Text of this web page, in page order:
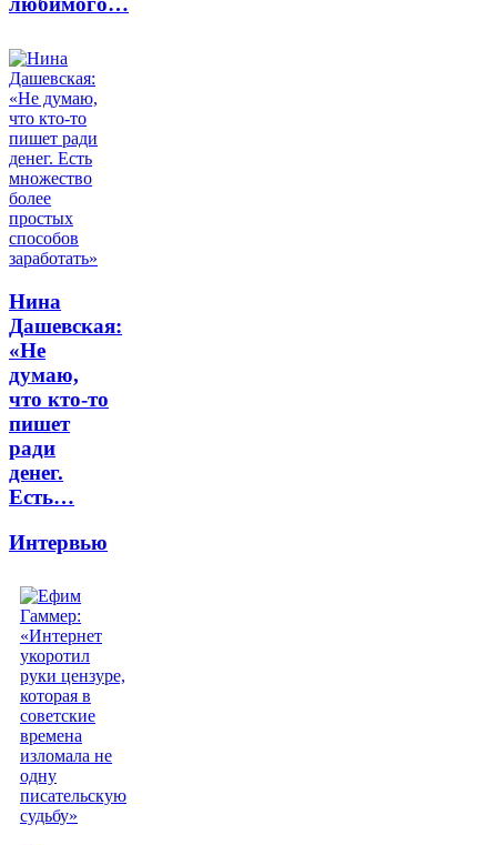
Нина
Дашевская:
«Не
думаю,
что кто-то
пишет
ради
денег.
Есть…
Интервью